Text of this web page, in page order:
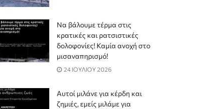
Να βάλουμε τέρμα στις
κρατικές και ρατσιστικές
δολοφονίες! Καμία ανοχή στο
μισαναπηρισμό!
24 ΙΟΥΛΙΟΥ 2026
Αυτοί μιλάνε για κέρδη και
ζημιές, εμείς μιλάμε για